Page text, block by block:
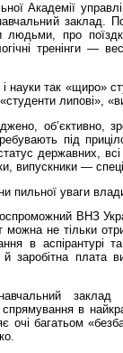
Академії
заклад.
людьми, про
тренінги —
і науки так «щиро»
липові»,
об’єктивно,
під
державних,
випускники —
пильної уваги
ВНЗ
можна не тільки
в аспірантурі
заробітна плата
заклад
спрямування в
очі багатьом